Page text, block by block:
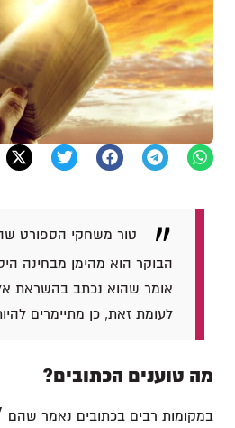
טור משחקי הספורט
הבוקר הוא מהימן מבחינה
אומר שהוא נכתב בהשראת
לעומת זאת, כן מתיימרים
מה טוענים הכתובים?
במקומות רבים בכתובים נאמר שהם